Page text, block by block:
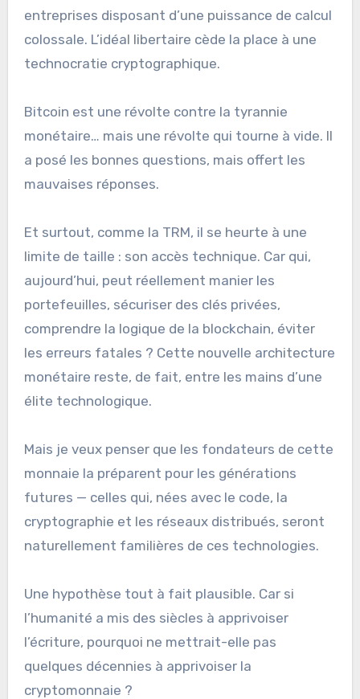
entreprises disposant d’une puissance de calcul
colossale. L’idéal libertaire cède la place à une
technocratie cryptographique.
Bitcoin est une révolte contre la tyrannie
monétaire… mais une révolte qui tourne à vide. Il
a posé les bonnes questions, mais offert les
mauvaises réponses.
Et surtout, comme la TRM, il se heurte à une
limite de taille : son accès technique. Car qui,
aujourd’hui, peut réellement manier les
portefeuilles, sécuriser des clés privées,
comprendre la logique de la blockchain, éviter
les erreurs fatales ? Cette nouvelle architecture
monétaire reste, de fait, entre les mains d’une
élite technologique.
Mais je veux penser que les fondateurs de cette
monnaie la préparent pour les générations
futures — celles qui, nées avec le code, la
cryptographie et les réseaux distribués, seront
naturellement familières de ces technologies.
Une hypothèse tout à fait plausible. Car si
l’humanité a mis des siècles à apprivoiser
l’écriture, pourquoi ne mettrait-elle pas
quelques décennies à apprivoiser la
cryptomonnaie ?